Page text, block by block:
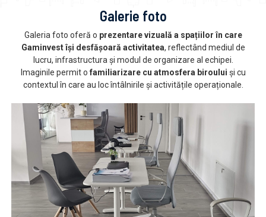
Galerie foto
Galeria foto oferă o prezentare vizuală a spațiilor în care
Gaminvest își desfășoară activitatea, reflectând mediul de
lucru, infrastructura și modul de organizare al echipei.
Imaginile permit o familiarizare cu atmosfera biroului și cu
contextul în care au loc întâlnirile și activitățile operaționale.